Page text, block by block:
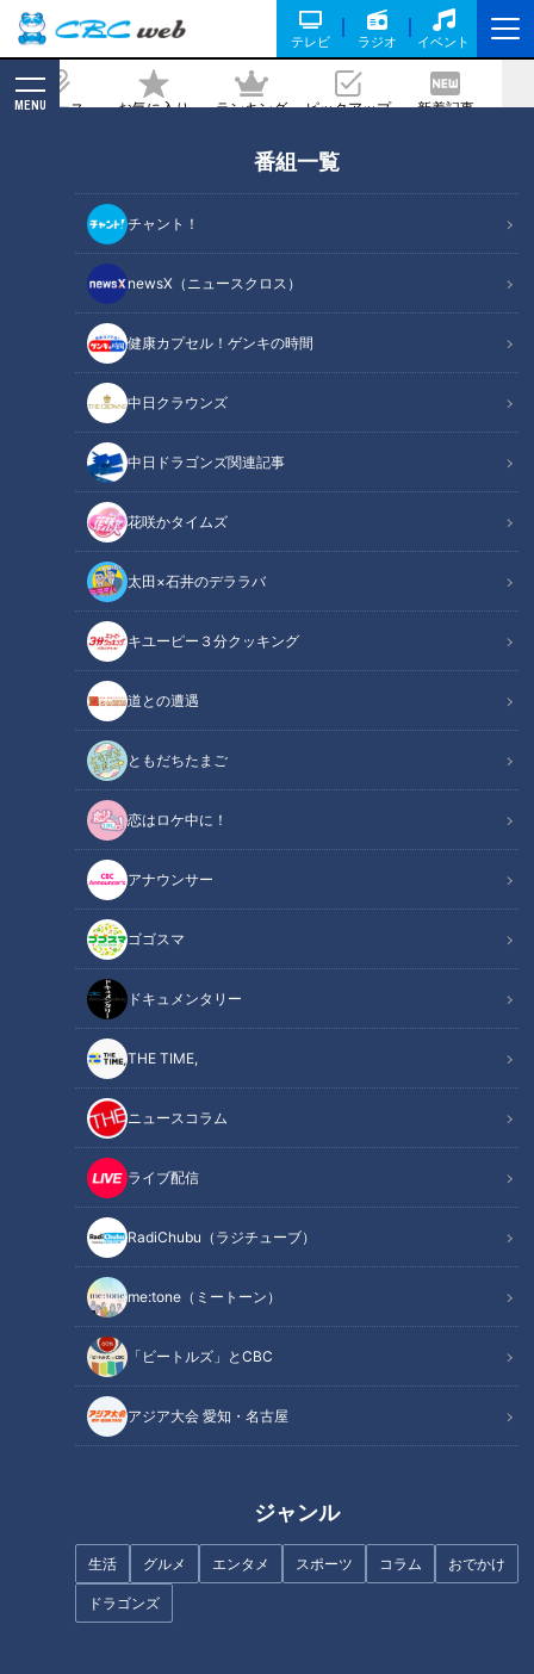
テレビ ラジオ イベント
ニュース お気に入り ランキング ピックアップ 新着記事
MENU
番組一覧
チャント！
newsX（ニュースクロス）
健康カプセル！ゲンキの時間
中日クラウンズ
中日ドラゴンズ関連記事
花咲かタイムズ
太田×石井のデララバ
キユーピー３分クッキング
道との遭遇
ともだちたまご
恋はロケ中に！
アナウンサー
ゴゴスマ
ドキュメンタリー
THE TIME,
ニュースコラム
ライブ配信
RadiChubu（ラジチューブ）
me:tone（ミートーン）
「ビートルズ」とCBC
アジア大会 愛知・名古屋
ジャンル
生活 グルメ エンタメ スポーツ コラム おでかけ
ドラゴンズ
「ハンドドライヤー」驚きの発想と開発
記事に戻る
「原理モデル」提供：三菱電機株式会社
この記事の画像（全7枚）
この記事を見たあなたへのおすすめ
ブーム到来!? 古くて新しい名古
ペンはじめて物語（１）